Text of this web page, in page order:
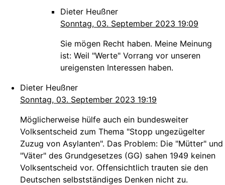
Dieter Heußner
Sonntag, 03. September 2023 19:09
Sie mögen Recht haben. Meine Meinung
ist: Weil "Werte" Vorrang vor unseren
ureigensten Interessen haben.
Dieter Heußner
Sonntag, 03. September 2023 19:19
Möglicherweise hülfe auch ein bundesweiter
Volksentscheid zum Thema "Stopp ungezügelter
Zuzug von Asylanten". Das Problem: Die "Mütter" und
"Väter" des Grundgesetzes (GG) sahen 1949 keinen
Volksentscheid vor. Offensichtlich trauten sie den
Deutschen selbstständiges Denken nicht zu.